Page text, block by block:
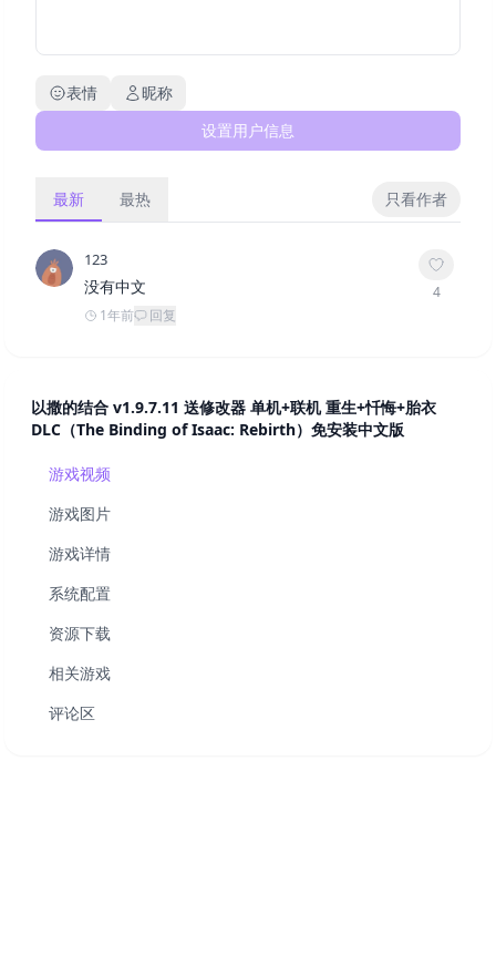
表情
昵称
设置用户信息
最新 最热 只看作者
123
没有中文
1年前 回复
4
以撒的结合 v1.9.7.11 送修改器 单机+联机 重生+忏悔+胎衣
DLC（The Binding of Isaac: Rebirth）免安装中文版
游戏视频
游戏图片
游戏详情
系统配置
资源下载
相关游戏
评论区